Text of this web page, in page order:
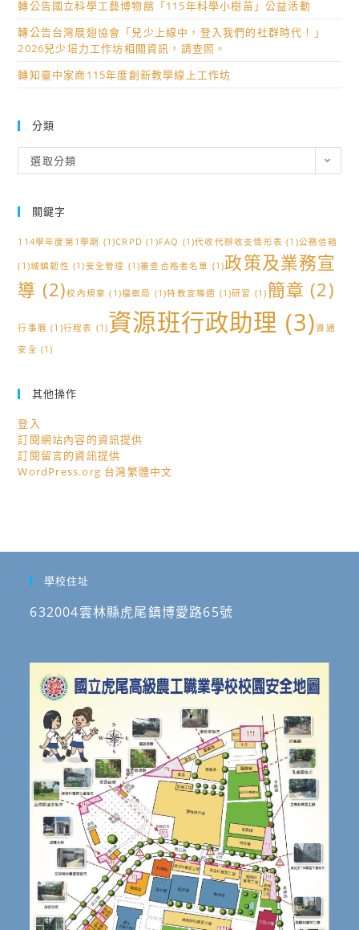
轉公告國立科學工藝博物館「115年科學小樹苗」公益活動
轉公告台灣展翅協會「兒少上線中，登入我們的社群時代！」
2026兒少培力工作坊相關資訊，請查照。
轉知臺中家商115年度創新教學線上工作坊
分類
類
選取分類
關鍵字
114學年度第1學期 (1)CRPD (1)FAQ (1)代收代辦收支情形表 (1)公務信箱
(1)城鎮韌性 (1)安全管理 (1)審查合格者名單 (1)政策及業務宣
導 (2)校內規章 (1)檔案局 (1)特教宣導週 (1)研習 (1) 簡章 (2)
行事曆 (1)行程表 (1)資源班行政助理 (3)資通
安全 (1)
其他操作
登入
訂閱網站內容的資訊提供
訂閱留言的資訊提供
WordPress.org 台灣繁體中文
學校住址
632004雲林縣虎尾鎮博愛路65號